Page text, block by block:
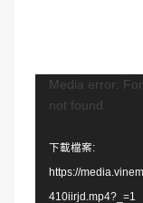
視
訊
Media error:
not found
下載檔案:
https://
410iirjd.mp4?_=1